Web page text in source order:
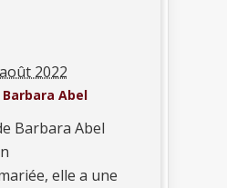
2022
Barbara Abel
Barbara Abel
elle a une